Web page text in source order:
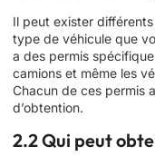
Il peut exister
type de véhicule que
a des permis
camions et même les
Chacun de ces permis
d’obtention.
2.2 Qui peut